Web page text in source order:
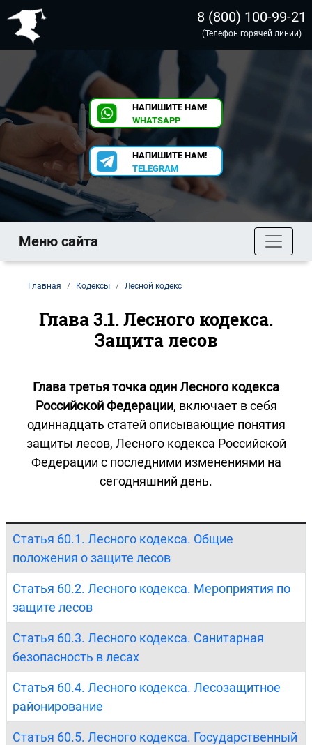
8 (800) 100-99-21
(Телефон горячей линии)
НАПИШИТЕ НАМ!
WHATSAPP
НАПИШИТЕ НАМ!
TELEGRAM
Меню сайта
Главная Кодексы Лесной кодекс
Глава 3.1. Лесного кодекса.
Защита лесов
Глава третья точка один Лесного кодекса
Российской Федерации, включает в себя
одиннадцать статей описывающие понятия
защиты лесов, Лесного кодекса Российской
Федерации с последними изменениями на
сегодняшний день.
Статья 60.1. Лесного кодекса. Общие
положения о защите лесов
Статья 60.2. Лесного кодекса. Мероприятия по
защите лесов
Статья 60.3. Лесного кодекса. Санитарная
безопасность в лесах
Статья 60.4. Лесного кодекса. Лесозащитное
районирование
Статья 60.5. Лесного кодекса. Государственный